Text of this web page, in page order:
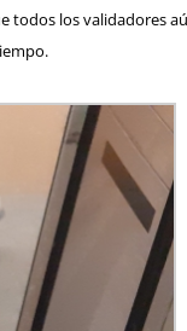
todos los validadores